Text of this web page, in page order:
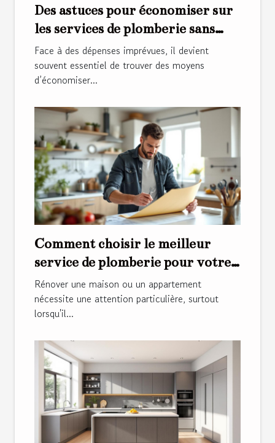
Des astuces pour économiser sur
les services de plomberie sans
compromettre la qualité
Face à des dépenses imprévues, il devient
souvent essentiel de trouver des moyens
d’économiser...
Comment choisir le meilleur
service de plomberie pour votre
rénovation ?
Rénover une maison ou un appartement
nécessite une attention particulière, surtout
lorsqu'il...